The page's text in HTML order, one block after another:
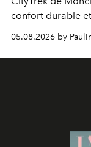
confort durable
accompagner
05.08.2026 by